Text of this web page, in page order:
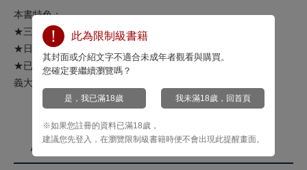
本書特色：
★三度ＯＶＡ動畫化，且2011年登上大螢幕電影化。
★日本累計銷售突破2400萬本！性愛學習類漫畫首選!!
★已於台灣、香港、韓國、美國、英國、巴西、德國、
義大利、法國、西班牙、丹麥、波蘭等多國出版。
心情投票
此為限制級書籍
其封面或介紹文字不適合未成年者觀看與購買。
您確定要繼續瀏覽嗎？
是，我已滿18歲 我未滿18歲，回首頁
※如果您註冊的資料已滿18歲，
建議您先登入，在瀏覽限制級書籍時便不會出現此提醒畫面。